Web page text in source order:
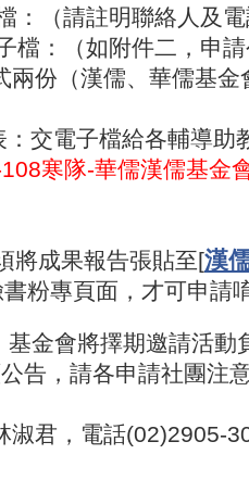
：（請註明聯絡人及
檔：（如附件二，申
（漢儒、華儒基金
交電子檔給各輔導助
寒隊-華儒漢儒基金
將成果報告張貼至[漢
粉專頁面，才可申請
金會將擇期邀請活動
告，請各申請社團注
淑君，電話(02)2905-